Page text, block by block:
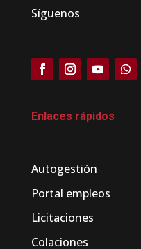
Síguenos
Enlaces rápidos
Autogestión
Portal empleos
Licitaciones
Colaciones